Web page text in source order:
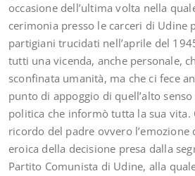
occasione dell’ultima volta nella
cerimonia presso le carceri di Udine
partigiani trucidati nell’aprile del
tutti una vicenda, anche personale,
sconfinata umanità, ma che ci fece
punto di appoggio di quell’alto
politica che informò tutta la sua vita.
ricordo del padre ovvero l’emozione
eroica della decisione presa dalla
Partito Comunista di Udine, alla